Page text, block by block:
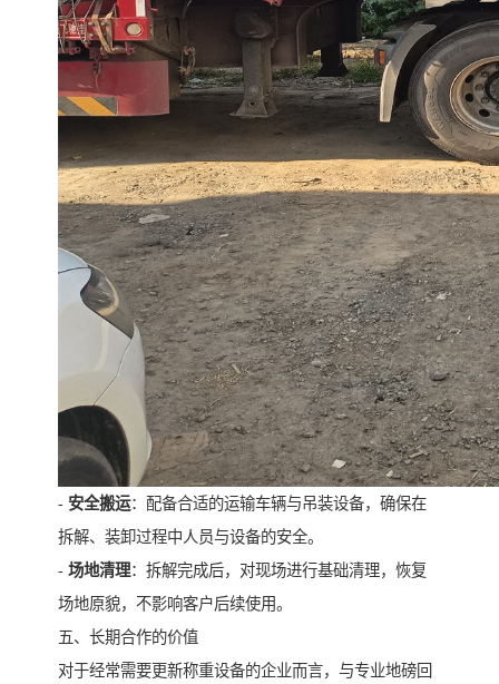
- 安全搬运：配备合适的运输车辆与吊装设备，确保在
拆解、装卸过程中人员与设备的安全。
- 场地清理：拆解完成后，对现场进行基础清理，恢复
场地原貌，不影响客户后续使用。
五、长期合作的价值
对于经常需要更新称重设备的企业而言，与专业地磅回